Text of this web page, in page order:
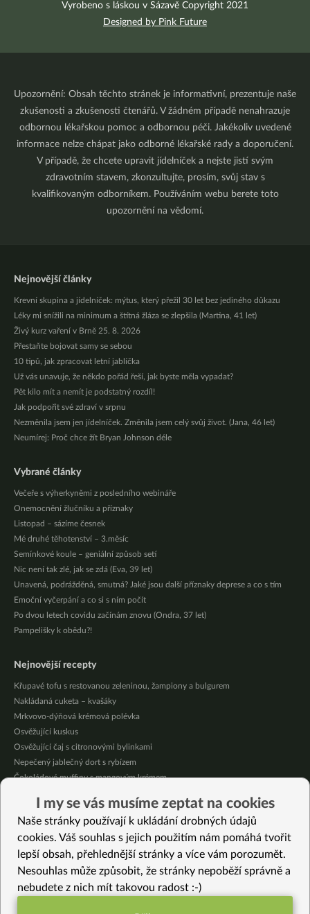
Vyrobeno s láskou v Sázavě Copyright 2021
Designed by Pink Future
Upozornění: Obsah těchto stránek je informativní, prezentuje naše
zkušenosti a zkušenosti čtenářů. V žádném případě nenahrazuje
odbornou lékařskou pomoc a odbornou péči. Jakékoliv uvedené
informace nelze chápat jako odborné lékařské rady a doporučení.
V případě, že chcete upravit jídelníček a nejste jistí svým
zdravotním stavem, zkonzultujte, prosím, svůj stav s
kvalifikovaným odborníkem. Používáním webu berete toto
upozornění na vědomí.
Nejnovější články
Krevní skupina a jídelníček: mýtus, který přežil 30 let bez jediného důkazu
Léky mi snížili na minimum a štítná žláza se zlepšila (Martina, 41 let)
Živý kurz vaření v Brně 25. 8. 2026
Přestaňte bojovat samy se sebou
10 tipů, jak zpracovat letní jablíčka
Už vás unavuje, že někdo pořád řeší, jak byste měla vypadat?
Pět kilo mít a nemít je podstatný rozdíl!
Jak podpořit své zdraví v srpnu
Nezměnila jsem jen jídelníček. Změnila jsem celý svůj život. (Jana, 46 let)
Neumírej: Proč chce žít Bryan Johnson déle
Vybrané články
Večeře s výherkyněmi z posledního webináře
Onemocnění žlučníku a příznaky
Listopad – sázíme česnek
Mé druhé těhotenství – 3.měsíc
Semínkové koule – geniální způsob setí
Nic není tak zlé, jak se zdá (Eva, 39 let)
Unavená, podrážděná, smutná? Jaké jsou další příznaky deprese a co s tím
Emoční vyčerpání a co si s ním počít
Po dvou letech covidu začínám znovu (Ondra, 37 let)
Pampelišky k obědu?!
Nejnovější recepty
Křupavé tofu s restovanou zeleninou, žampiony a bulgurem
Nakládaná cuketa – kvašáky
Mrkvovo-dýňová krémová polévka
Osvěžující kuskus
Osvěžující čaj s citronovými bylinkami
Nepečený jablečný dort s rybízem
Čokoládové muffiny s mangovým krémem
Krémová zeleninová polévka s koprem a vločkami
Celozrnná rýže basmati se zeleninou
Vybrané recepty
Mandlové mléko
I my se vás musíme zeptat na cookies
Naše stránky používají k ukládání drobných údajů
cookies. Váš souhlas s jejich použitím nám pomáhá tvořit
lepší obsah, přehlednější stránky a více vám porozumět.
Nesouhlas může způsobit, že stránky nepoběží správně a
nebudete z nich mít takovou radost :-)